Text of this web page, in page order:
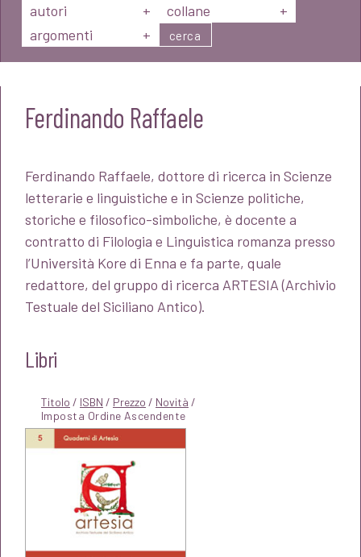
autori
+ collane
+
argomenti
+ cerca
Ferdinando Raffaele
Ferdinando Raffaele, dottore di ricerca in Scienze
letterarie e linguistiche e in Scienze politiche,
storiche e filosofico-simboliche, è docente a
contratto di Filologia e Linguistica romanza presso
l’Università Kore di Enna e fa parte, quale
redattore, del gruppo di ricerca ARTESIA (Archivio
Testuale del Siciliano Antico).
Libri
Titolo / ISBN / Prezzo / Novità /